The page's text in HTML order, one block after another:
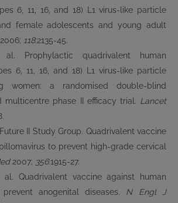
6, 11, 16, and 18) L1 virus-like particle
female adolescents and young adult
118:2135-45.
Prophylactic quadrivalent human
6, 11, 16, and 18) L1 virus-like particle
women: a randomised double-blind
multicentre phase II efficacy trial. Lancet
II Study Group. Quadrivalent vaccine
to prevent high-grade cervical
2007; 356:1915-27.
Quadrivalent vaccine against human
anogenital diseases. N Engl J